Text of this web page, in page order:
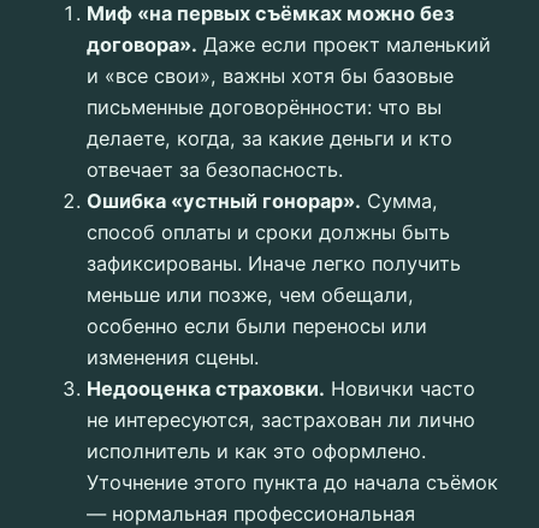
Миф «на первых съёмках можно без
договора». Даже если проект маленький
и «все свои», важны хотя бы базовые
письменные договорённости: что вы
делаете, когда, за какие деньги и кто
отвечает за безопасность.
Ошибка «устный гонорар». Сумма,
способ оплаты и сроки должны быть
зафиксированы. Иначе легко получить
меньше или позже, чем обещали,
особенно если были переносы или
изменения сцены.
Недооценка страховки. Новички часто
не интересуются, застрахован ли лично
исполнитель и как это оформлено.
Уточнение этого пункта до начала съёмок
— нормальная профессиональная